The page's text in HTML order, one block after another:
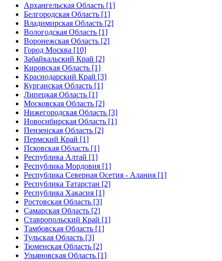
Архангельская Область [1]
Белгородская Область [1]
Владимирская Область [2]
Вологодская Область [1]
Воронежская Область [2]
Город Москва [10]
Забайкальский Край [2]
Кировская Область [1]
Краснодарский Край [3]
Курганская Область [1]
Липецкая Область [1]
Московская Область [2]
Нижегородская Область [3]
Новосибирская Область [1]
Пензенская Область [2]
Пермский Край [1]
Псковская Область [1]
Республика Алтай [1]
Республика Мордовия [1]
Республика Северная Осетия - Алания [1]
Республика Татарстан [2]
Республика Хакасия [1]
Ростовская Область [3]
Самарская Область [2]
Ставропольский Край [1]
Тамбовская Область [1]
Тульская Область [3]
Тюменская Область [2]
Ульяновская Область [1]